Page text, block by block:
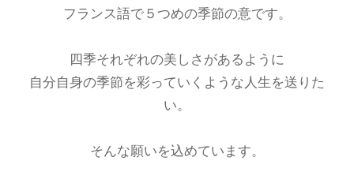
フランス語で５つめの季節の意です。
四季それぞれの美しさがあるように
自分自身の季節を彩っていくような人生を送りた
い。
そんな願いを込めています。